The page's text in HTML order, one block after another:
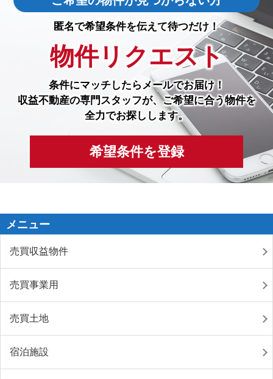
匿名で希望条件を伝えて待つだけ！
物件リクエスト
条件にマッチしたら メールでお届け！
収益不動産の専門スタッフが、ご希望に合う物件を
全力でお探しします。
希望条件を登録
メニュー
売買収益物件
売買事業用
売買土地
宿泊施設